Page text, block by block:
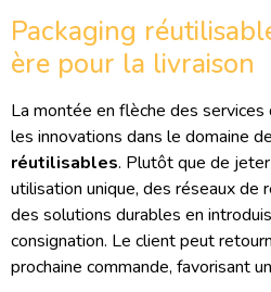
Packaging
ère pour la livraison
La montée en flèche des services
les innovations dans le domaine
réutilisables. Plutôt que de
utilisation unique, des réseaux de
des solutions durables en
consignation. Le client peut
prochaine commande, favorisant